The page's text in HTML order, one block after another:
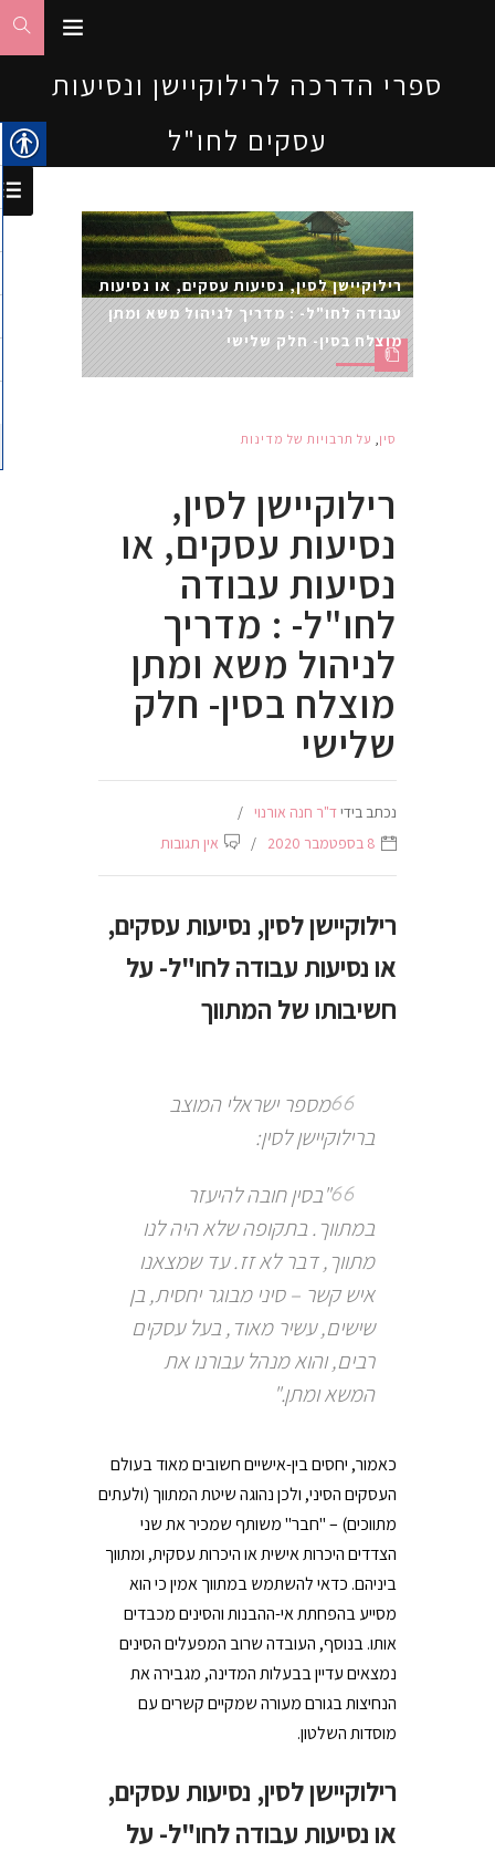
ספרי הדרכה לרילוקיישן ונסיעות
עסקים לחו"ל
רילוקיישן לסין, נסיעות עסקים, או נסיעות
עבודה לחו"ל- : מדריך לניהול משא ומתן
מוצלח בסין- חלק שלישי
סין, על תרבויות של מדינות
רילוקיישן לסין,
נסיעות עסקים, או
נסיעות עבודה
לחו"ל- : מדריך
לניהול משא ומתן
מוצלח בסין- חלק
שלישי
נכתב בידיד"ר חנה אורנוי
8 בספטמבר 2020
אין תגובות
רילוקיישן לסין, נסיעות עסקים,
או נסיעות עבודה לחו"ל- על
חשיבותו של המתווך
מספר ישראלי המוצב
ברילוקיישן לסין:
"בסין חובה להיעזר
במתווך. בתקופה שלא היה לנו
מתווך, דבר לא זז. עד שמצאנו
איש קשר – סיני מבוגר יחסית, בן
שישים, עשיר מאוד, בעל עסקים
רבים, והוא מנהל עבורנו את
המשא ומתן."
כאמור, יחסים בין-אישיים חשובים מאוד בעולם
העסקים הסיני, ולכן נהוגה שיטת המתווך (ולעתים
מתווכים) – "חבר" משותף שמכיר את שני
הצדדים היכרות אישית או היכרות עסקית, ומתווך
ביניהם. כדאי להשתמש במתווך אמין כי הוא
מסייע בהפחתת אי-ההבנות והסינים מכבדים
אותו. בנוסף, העובדה שרוב המפעלים הסינים
נמצאים עדיין בבעלות המדינה, מגבירה את
הנחיצות בגורם מעורה שמקיים קשרים עם
מוסדות השלטון.
רילוקיישן לסין, נסיעות עסקים,
או נסיעות עבודה לחו"ל- על